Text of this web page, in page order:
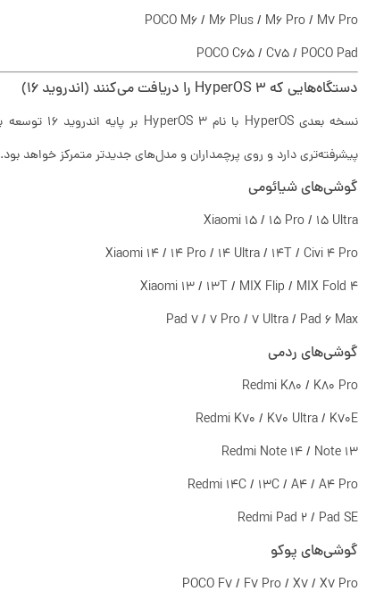
POCO M6 / M6 Plus / M6 Pro / M7 Pro
POCO C65 / C75 / POCO Pad
دستگاه‌هایی که HyperOS 3 را دریافت می‌کنند (اندروید ۱۶)
پیشرفته‌تری دارد و روی پرچمداران و مدل‌های جدیدتر متمرکز خواهد بود.
گوشی‌های شیائومی
Xiaomi 15 / 15 Pro / 15 Ultra
Xiaomi 14 / 14 Pro / 14 Ultra / 14T / Civi 4 Pro
Xiaomi 13 / 13T / MIX Flip / MIX Fold 4
Pad 7 / 7 Pro / 7 Ultra / Pad 6 Max
گوشی‌های ردمی
Redmi K80 / K80 Pro
Redmi K70 / K70 Ultra / K70E
Redmi Note 14 / Note 13
Redmi 14C / 13C / A4 / A4 Pro
Redmi Pad 2 / Pad SE
گوشی‌های پوکو
POCO F7 / F7 Pro / X7 / X7 Pro